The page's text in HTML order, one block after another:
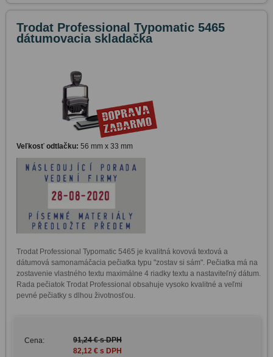
Trodat Professional Typomatic 5465
dátumovacia skladačka
Veľkosť odtlačku: 56 mm x 33 mm
Trodat Professional Typomatic 5465 je kvalitná kovová textová a
dátumová samonamáčacia pečiatka typu "zostav si sám". Pečiatka má na
zostavenie vlastného textu maximálne 4 riadky textu a nastaviteľný dátum.
Rada pečiatok Trodat Professional obsahuje vysoko kvalitné a veľmi
Cena:
91,24 € s DPH
82,12 € s DPH